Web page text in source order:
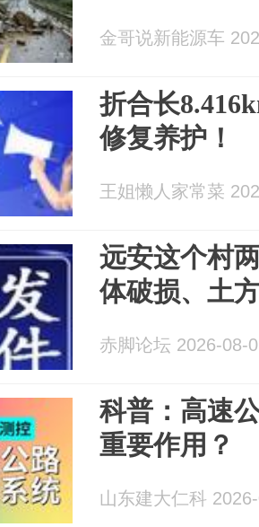
金哥说新能源车
折合长
修复养护！
王姐懒人家常菜
远安这个村
体破损、土
赤脚论坛 2026-08-
科普：高速
重要作用？
山东建大仁科